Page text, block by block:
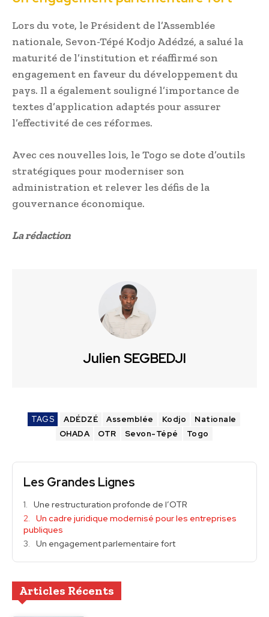
Lors du vote, le Président de l’Assemblée
nationale, Sevon-Tépé Kodjo Adédzé, a salué la
maturité de l’institution et réaffirmé son
engagement en faveur du développement du
pays. Il a également souligné l’importance de
textes d’application adaptés pour assurer
l’effectivité de ces réformes.
Avec ces nouvelles lois, le Togo se dote d’outils
stratégiques pour moderniser son
administration et relever les défis de la
gouvernance économique.
La rédaction
Julien SEGBEDJI
TAGS ADÉDZÉ Assemblée Kodjo
Nationale
OHADA
OTR Sevon-Tépé Togo
Les Grandes Lignes
Une restructuration profonde de l’OTR
Un cadre juridique modernisé pour les entreprises
publiques
Un engagement parlementaire fort
Articles Récents